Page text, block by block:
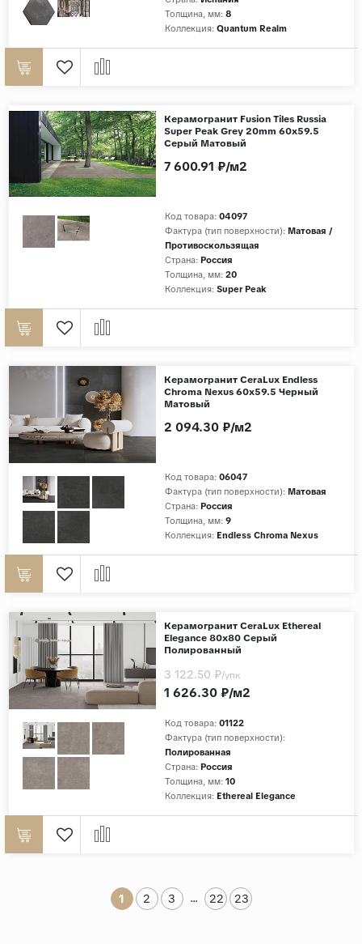
Толщина, мм: 8
Коллекция: Quantum Realm
Керамогранит Fusion Tiles Russia
Super Peak Grey 20mm 60x59.5
Серый Матовый
Код товара: 04097
Фактура (тип поверхности): Матовая /
Противоскользящая
Страна: Россия
Толщина, мм: 20
Коллекция: Super Peak
7 600.91 ₽/м2
Керамогранит CeraLux Endless
Chroma Nexus 60x59.5 Черный
Матовый
Код товара: 06047
Фактура (тип поверхности): Матовая
Страна: Россия
Толщина, мм: 9
Коллекция: Endless Chroma Nexus
2 094.30 ₽/м2
Керамогранит CeraLux Ethereal
Elegance 80x80 Серый
Полированный
Код товара: 01122
Фактура (тип поверхности):
Полированная
Страна: Россия
Толщина, мм: 10
Коллекция: Ethereal Elegance
1 626.30 ₽/м2
3 122.50 ₽/упк
1 2 3 ... 22 23